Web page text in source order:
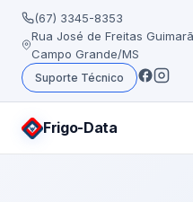
(67) 3345-8353
Rua José de Freitas
Campo Grande/MS
Suporte Técnico
Frigo-Data